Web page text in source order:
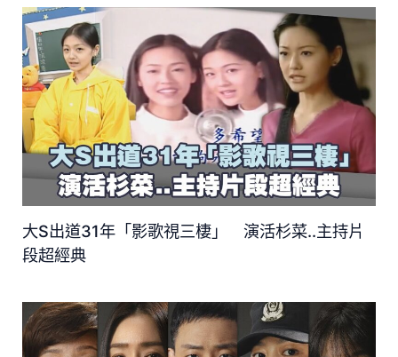
大S出道31年「影歌視三棲」 演活杉菜..主持片
段超經典